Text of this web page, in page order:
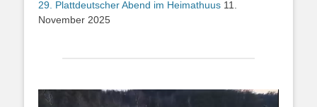
29. Plattdeutscher Abend im Heimathuus 11.
November 2025